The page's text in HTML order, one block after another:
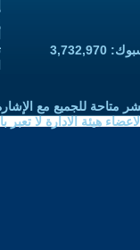
متاحة للجميع مع
هيئة الادارة لا